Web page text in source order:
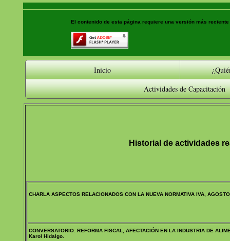
El contenido de esta página requiere una versión más
Inicio
Actividades de Capacitación
Historial de actividades
CHARLA ASPECTOS RELACIONADOS CON LA NUEVA NORMATIVA IVA,
CONVERSATORIO: REFORMA FISCAL, AFECTACIÓN EN LA INDUSTRIA DE
Karol Hidalgo.